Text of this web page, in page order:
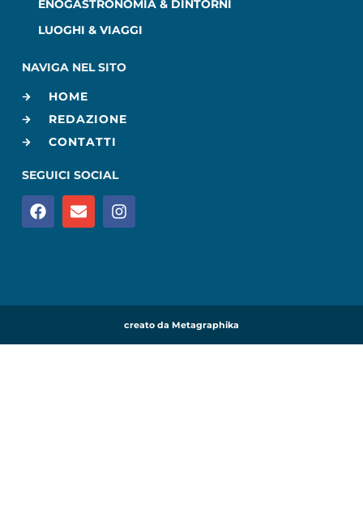
ENOGASTRONOMIA & DINTORNI
LUOGHI & VIAGGI
NAVIGA NEL SITO
HOME
REDAZIONE
CONTATTI
SEGUICI SOCIAL
creato da Metagraphika